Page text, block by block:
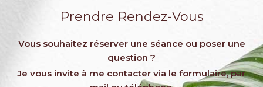
Prendre Rendez-Vous
Vous souhaitez réserver une séance ou poser une
question ?
Je vous invite à me contacter via le formulaire, par